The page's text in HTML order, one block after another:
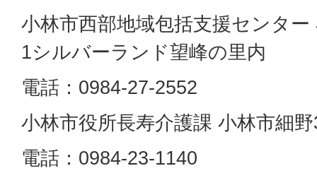
小林市西部地域包括支援センタ
1シルバーランド望峰の里内
電話：0984-27-2552
小林市役所長寿介護課 小林市細
電話：0984-23-1140